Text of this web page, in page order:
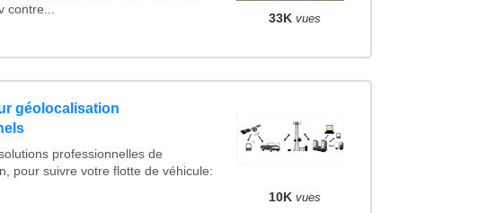
contre...
33K vues
géolocalisation
professionnelles de
pour suivre votre flotte de véhicule:
10K vues